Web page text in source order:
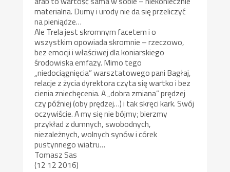
materialna. Dumy i urody nie da się przeliczyć
na pieniądze…
Ale Trela jest skromnym facetem i o
wszystkim opowiada skromnie – rzeczowo,
bez emocji i właściwej dla koniarskiego
środowiska emfazy. Mimo tego
„niedociągnięcia” warsztatowego pani Bagłaj,
relacje z życia dyrektora czyta się wartko i bez
cienia zniechęcenia. A „dobra zmiana” prędzej
czy później (oby prędzej…) i tak skręci kark. Swój
oczywiście. A my się nie bójmy; bierzmy
przykład z dumnych, swobodnych,
niezależnych, wolnych synów i córek
pustynnego wiatru…
Tomasz Sas
(12 12 2016)